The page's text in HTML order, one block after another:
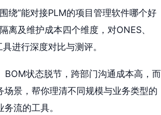
绕“能对接PLM的项目管理软件哪个好
离及维护成本四个维度，对ONES、
进行深度对比与测评。
状态脱节，跨部门沟通成本高，而
景，帮你理清不同规模与业务类型的
流的工具。